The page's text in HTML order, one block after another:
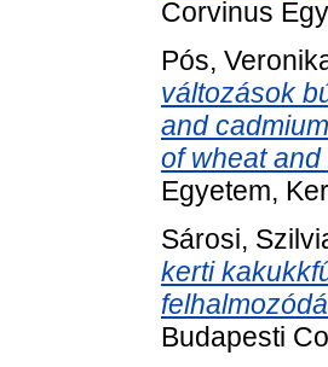
Corvinus
Pós,
változások
and
of wheat and
Egyetem,
Sárosi,
kerti
Budapesti